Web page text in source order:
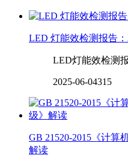
LED 灯能效检测报告
LED灯能效检测
2025-06-04315
GB 21520-2015《计算
解读